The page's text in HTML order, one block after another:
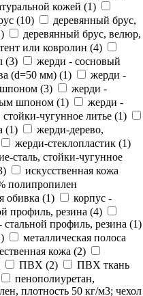
кожей (1)
(10)
деревянный брус,
)
деревянный брус, велюр,
или ковролин (4)
(3)
жерди - сосновый
(d=50 мм) (1)
жерди -
шпоном (3)
жерди -
шпоном (1)
жерди -
чугунное литье (1)
(1)
жерди-дерево,
жерди-стеклопластик (1)
сталь, стойки-чугунное
)
искусственная кожа
полипропилен
обивка (1)
корпус -
профиль, резина (4)
стальной профиль, резина (1)
)
металлическая полоса
кожа (2)
ПВХ (2)
ПВХ ткань
пенополиуретан,
плотность 50 кг/м3; чехол